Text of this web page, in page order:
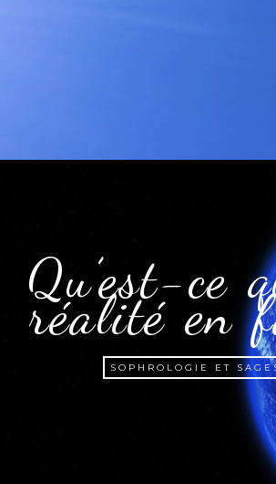
Qu’est-ce
réalité en
SOPHROLOGIE ET